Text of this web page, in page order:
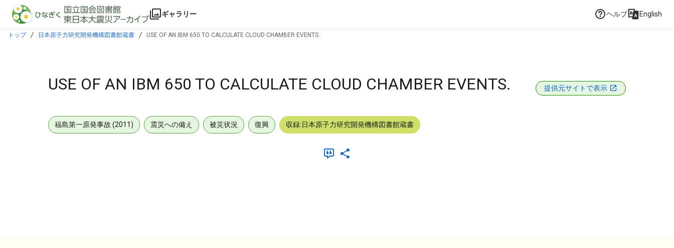
本文に飛ぶ
ギャラリー ヘルプ English
トップ 日本原子力研究開発機構図書館蔵書 USE OF AN IBM 650 TO CALCULATE CLOUD CHAMBER EVENTS.
USE OF AN IBM 650 TO CALCULATE CLOUD CHAMBER EVENTS. 提供元サイトで表示
福島第一原発事故 (2011) 震災への備え 被災状況 復興 収録:日本原子力研究開発機構図書館蔵書